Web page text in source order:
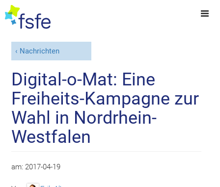
Nachrichten
Digital-o-Mat: Eine
Freiheits-Kampagne zur
Wahl in Nordrhein-
Westfalen
am: 2017-04-19